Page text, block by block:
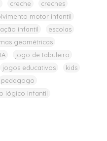
creche
creches
motor infantil
infantil
escolas
geométricas
jogo de tabuleiro
jogos educativos
kids
pedagogo
lógico infantil